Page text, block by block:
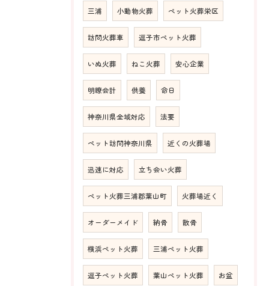
三浦 小動物火葬 ペット火葬栄区
訪問火葬車 逗子市ペット火葬
いぬ火葬 ねこ火葬 安心企業
明瞭会計 供養 命日
神奈川県全域対応 法要
ペット訪問神奈川県 近くの火葬場
迅速に対応 立ち会い火葬
ペット火葬三浦郡葉山町 火葬場近く
オーダーメイド 納骨 散骨
横浜ペット火葬 三浦ペット火葬
逗子ペット火葬 葉山ペット火葬 お盆